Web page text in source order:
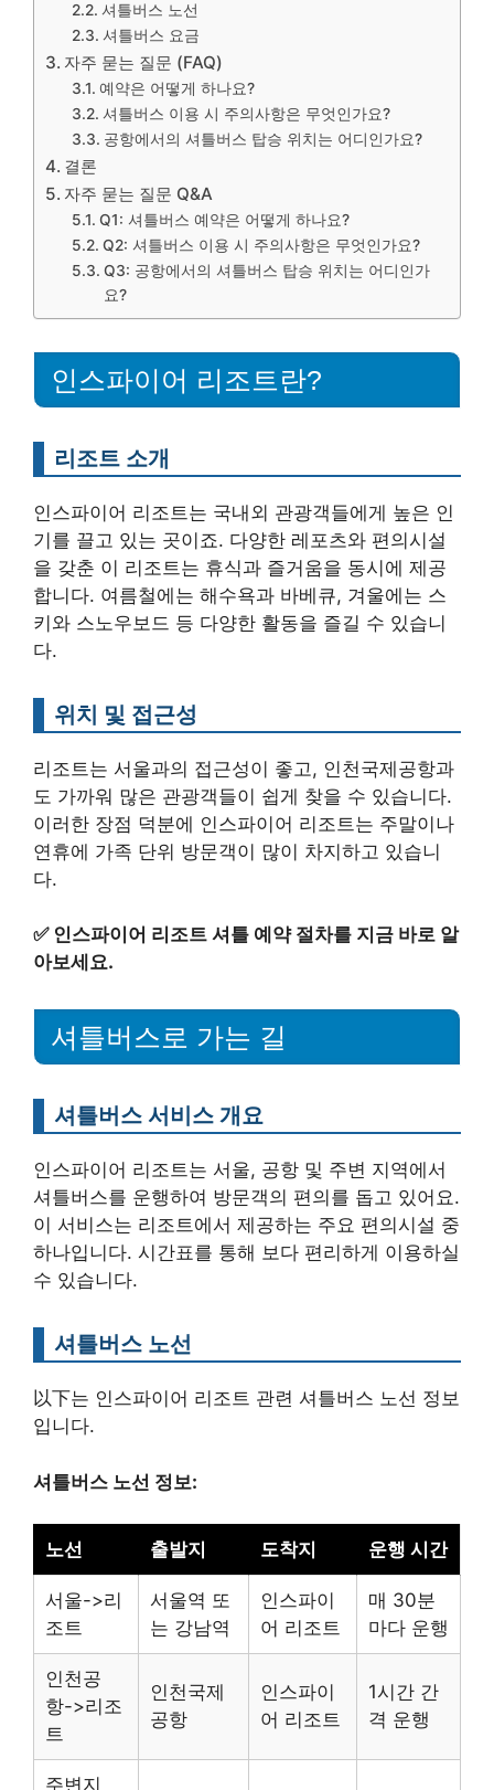
셔틀버스 노선
셔틀버스 요금
자주 묻는 질문 (FAQ)
예약은 어떻게 하나요?
셔틀버스 이용 시 주의사항은 무엇인가요?
공항에서의 셔틀버스 탑승 위치는 어디인가요?
결론
자주 묻는 질문 Q&A
Q1: 셔틀버스 예약은 어떻게 하나요?
Q2: 셔틀버스 이용 시 주의사항은 무엇인가요?
Q3: 공항에서의 셔틀버스 탑승 위치는 어디인가
요?
인스파이어 리조트란?
리조트 소개
인스파이어 리조트는 국내외 관광객들에게 높은 인
기를 끌고 있는 곳이죠. 다양한 레포츠와 편의시설
을 갖춘 이 리조트는 휴식과 즐거움을 동시에 제공
합니다. 여름철에는 해수욕과 바베큐, 겨울에는 스
키와 스노우보드 등 다양한 활동을 즐길 수 있습니
다.
위치 및 접근성
리조트는 서울과의 접근성이 좋고, 인천국제공항과
도 가까워 많은 관광객들이 쉽게 찾을 수 있습니다.
이러한 장점 덕분에 인스파이어 리조트는 주말이나
연휴에 가족 단위 방문객이 많이 차지하고 있습니
다.
✅ 인스파이어 리조트 셔틀 예약 절차를 지금 바로 알
아보세요.
셔틀버스로 가는 길
셔틀버스 서비스 개요
인스파이어 리조트는 서울, 공항 및 주변 지역에서
셔틀버스를 운행하여 방문객의 편의를 돕고 있어요.
이 서비스는 리조트에서 제공하는 주요 편의시설 중
하나입니다. 시간표를 통해 보다 편리하게 이용하실
수 있습니다.
셔틀버스 노선
以下는 인스파이어 리조트 관련 셔틀버스 노선 정보
입니다.
셔틀버스 노선 정보:
노선 출발지 도착지 운행 시간
서울->리
조트
서울역 또
는 강남역
인스파이
어 리조트
매 30분
마다 운행
인천공
항->리조
트
인천국제
공항
인스파이
어 리조트
1시간 간
격 운행
주변지